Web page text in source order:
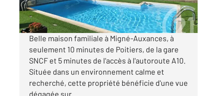
Visiter le site dédié
Belle maison familiale à Migné-Auxances, à
seulement 10 minutes de Poitiers, de la gare
SNCF et 5 minutes de l'accès à l'autoroute A10.
Située dans un environnement calme et
recherché, cette propriété bénéficie d'une vue
dégagée sur ...